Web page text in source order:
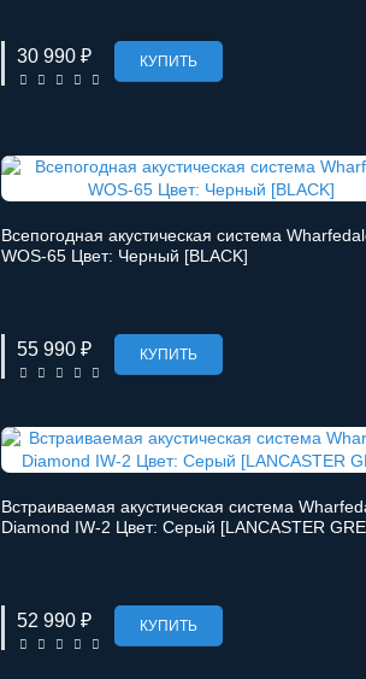
30 990 ₽ КУПИТЬ
Всепогодная акустическая система
WOS-65 Цвет: Черный [BLACK]
55 990 ₽ КУПИТЬ
Встраиваемая акустическая система
Diamond IW-2 Цвет: Серый [LANCASTER
52 990 ₽ КУПИТЬ